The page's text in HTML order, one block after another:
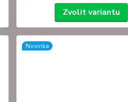
Zvolit variantu
Novinka